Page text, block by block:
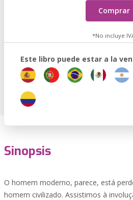
Comprar
*No incluye
Este libro puede estar a la
Sinopsis
O homem moderno, parece, está
homem civilizado. Assistimos à